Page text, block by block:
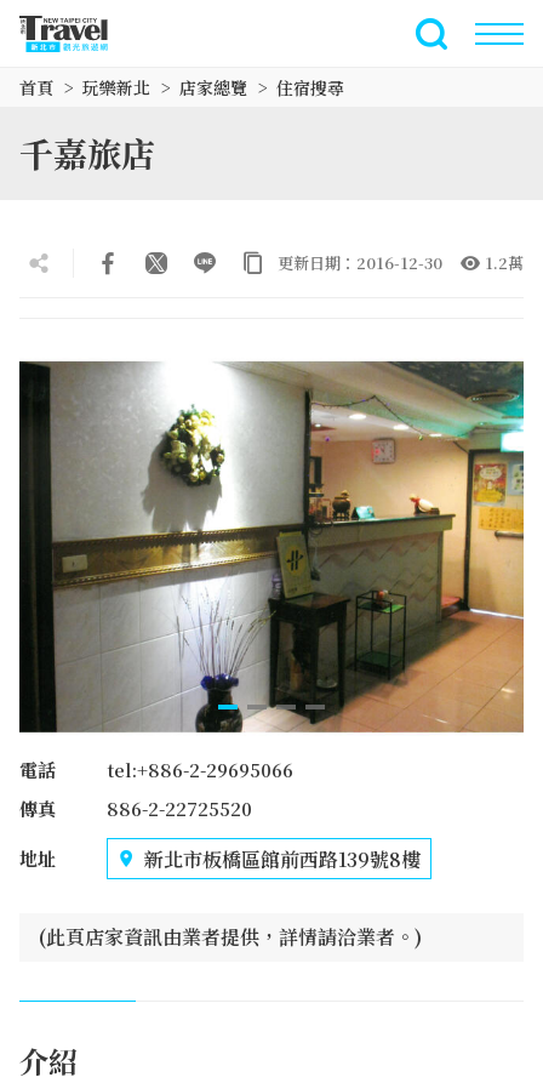
全文檢索
首頁 玩樂新北 店家總覽 住宿搜尋
千嘉旅店
更新日期：2016-12-30 1.2萬
電話
tel:+886-2-29695066
傳真
886-2-22725520
地址
新北市板橋區館前西路139號8樓
(此頁店家資訊由業者提供，詳情請洽業者。)
介紹